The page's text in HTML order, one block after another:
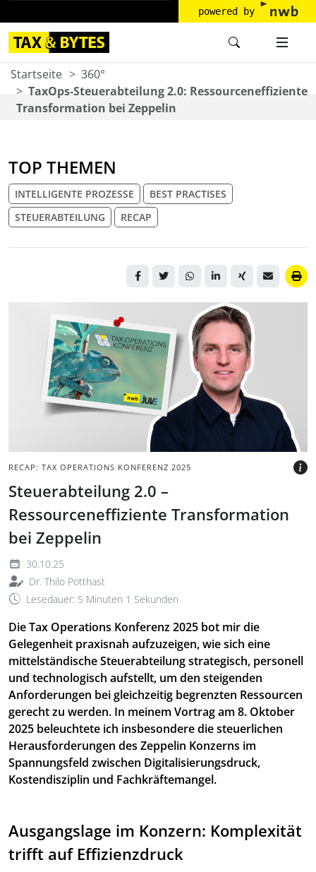
powered by
Startseite
360°
TaxOps-Steuerabteilung 2.0: Ressourceneffiziente
Transformation bei Zeppelin
TOP THEMEN
INTELLIGENTE PROZESSE
BEST PRACTISES
STEUERABTEILUNG
RECAP
RECAP: TAX OPERATIONS KONFERENZ 2025
Steuerabteilung 2.0 –
Ressourceneffiziente Transformation
bei Zeppelin
30.10.25
Dr. Thilo Potthast
Lesedauer: 5 Minuten 1 Sekunden
Porträt des Autors vor
grauem Hintergrund mit
Logo der Tax Operations
Konferenz
BILD: @TAX&BYTES
Die Tax Operations Konferenz 2025 bot mir die
Gelegenheit praxisnah aufzuzeigen, wie sich eine
mittelständische Steuerabteilung strategisch, personell
und technologisch aufstellt, um den steigenden
Anforderungen bei gleichzeitig begrenzten Ressourcen
gerecht zu werden. In meinem Vortrag am 8. Oktober
2025 beleuchtete ich insbesondere die steuerlichen
Herausforderungen des Zeppelin Konzerns im
Spannungsfeld zwischen Digitalisierungsdruck,
Kostendisziplin und Fachkräftemangel.
Ausgangslage im Konzern: Komplexität
trifft auf Effizienzdruck